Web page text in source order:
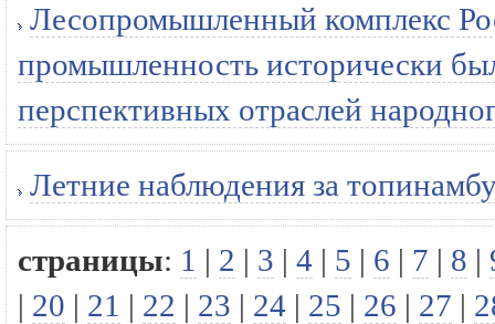
Лесопромышленный комплекс
промышленность исторически
перспективных отраслей
Летние наблюдения за
страницы: 1 | 2 | 3 | 4 | 5 | 6 | 7 | 8 |
| 20 | 21 | 22 | 23 | 24 | 25 | 26 | 27 |